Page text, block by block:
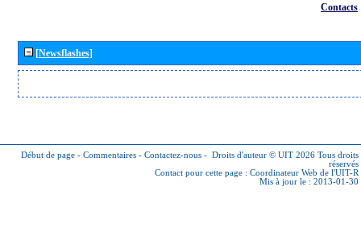
Contacts
[Newsflashes]
Début de page - Commentaires - Contactez-nous - Droits d'auteur © UIT 2026 Tous droits
réservés
Contact pour cette page : Coordinateur Web de l'UIT-R
Mis à jour le : 2013-01-30